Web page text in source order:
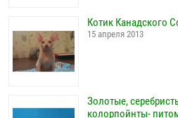
Котик Канадского
15 апреля 2013
Золотые,
колорпойнты-